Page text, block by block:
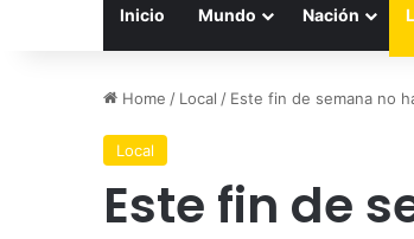
Inicio Mundo Nación
Home / Local / Este fin de semana no
Local
Este fin de